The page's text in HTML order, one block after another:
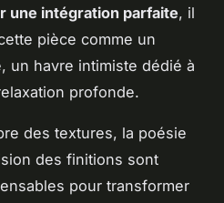
une intégration parfaite, il
pièce comme un
un havre intimiste dédié à
profonde.
des textures, la poésie
des finitions sont
pour transformer